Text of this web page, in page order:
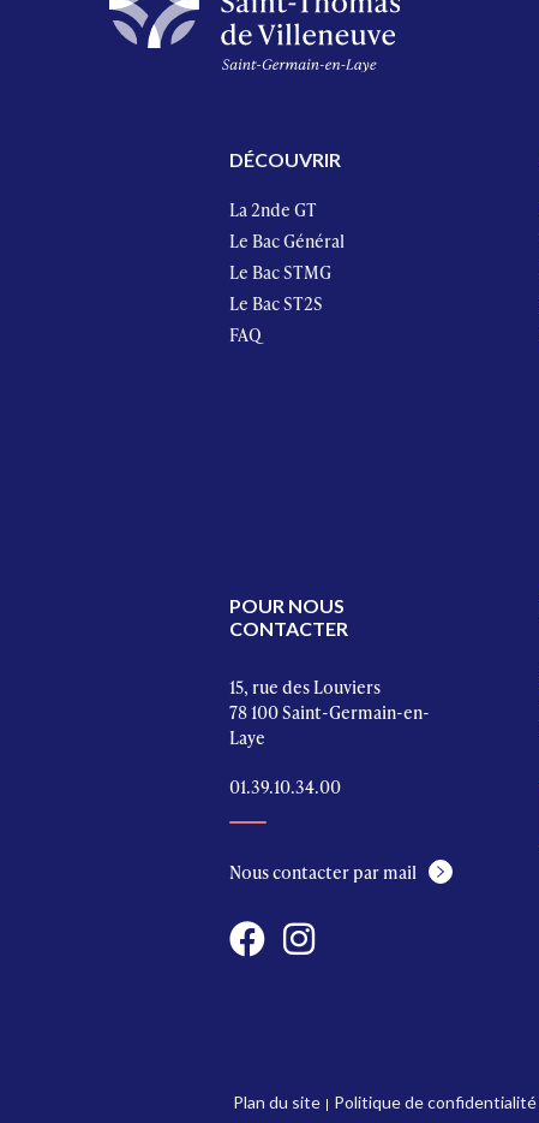
DÉCOUVRIR
La 2nde GT
Le Bac Général
Le Bac STMG
Le Bac ST2S
FAQ
POUR NOUS
CONTACTER
15, rue des Louviers
78 100 Saint-Germain-en-
Laye
01.39.10.34.00
Nous contacter par mail
Plan du site Politique de confidentialité